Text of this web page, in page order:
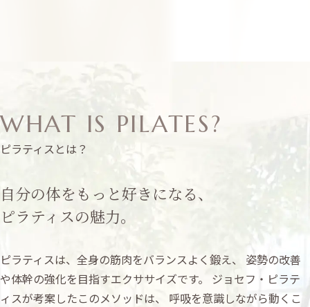
WHAT IS PILATES?
ピラティスとは？
自分の体をもっと好きになる、
ピラティスの魅力。
ピラティスは、全身の筋肉をバランスよく鍛え、
姿勢の改善
や体幹の強化を目指すエクササイズです。
ジョセフ・ピラテ
ィスが考案したこのメソッドは、
呼吸を意識しながら動くこ